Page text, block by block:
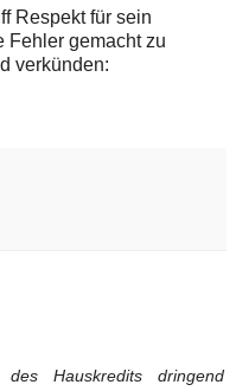
Respekt für sein
Fehler gemacht zu
verkünden:
Hauskredits dringend